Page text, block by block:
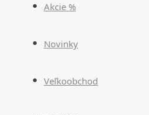
Akcie %
Novinky
Veľkoobchod